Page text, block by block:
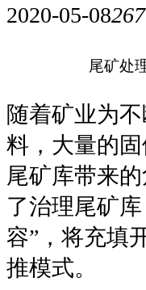
2020-05-08
尾矿处
随着矿业为
料，大量的固
尾矿库带来
了治理尾矿
容”，将充填
推模式。